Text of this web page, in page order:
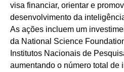
visa financiar, orientar e
desenvolvimento da
As ações incluem um
da National Science
Institutos Nacionais de
aumentando o número total de